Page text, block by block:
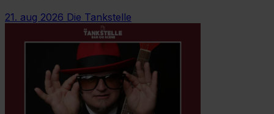
21. aug 2026 Die Tankstelle